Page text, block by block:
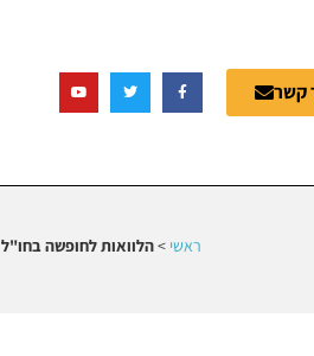
קשר
ראשי >הלוואות לחופשה בחו"ל